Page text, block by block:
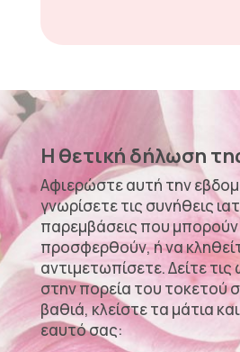
Η θετική δήλωση
Αφιερώστε αυτή την
γνωρίσετε τις συνήθεις
παρεμβάσεις που
προσφερθούν, ή να
αντιμετωπίσετε. Δείτε
στην πορεία του τοκετού
βαθιά, κλείστε τα μάτια
εαυτό σας: